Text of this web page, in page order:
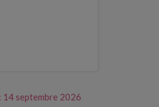
14 septembre 2026